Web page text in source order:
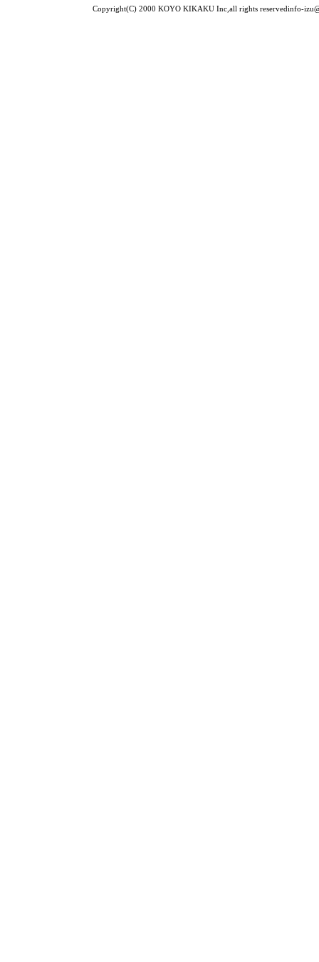
Copyright(C) 2000 KOYO KIKAKU Inc,all rights reservedinfo-